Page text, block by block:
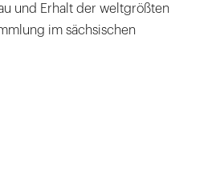
und Erhalt der weltgrößten
im sächsischen